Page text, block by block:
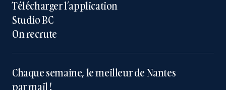
Télécharger l’application
Studio BC
On recrute
Chaque semaine, le meilleur de Nantes
par mail !